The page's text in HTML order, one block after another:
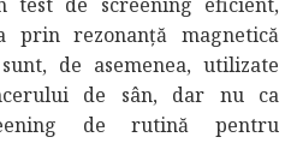
prin rezonanță magnetică
de asemenea, utilizate
de sân, dar nu ca
de rutină pentru